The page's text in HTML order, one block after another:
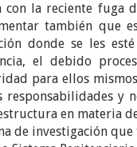
con la reciente fuga
también que
donde se les
el debido
para ellos
responsabilidades y
en materia
de investigación